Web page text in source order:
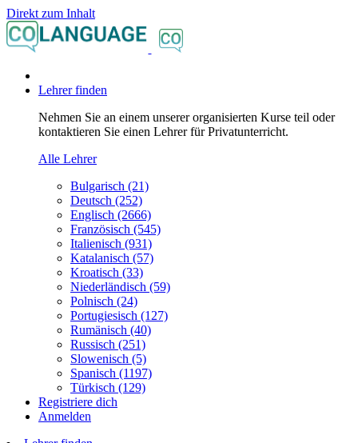
Direkt zum Inhalt
Lehrer finden
Nehmen Sie an einem unserer organisierten Kurse teil oder
kontaktieren Sie einen Lehrer für Privatunterricht.
Alle Lehrer
Bulgarisch (21)
Deutsch (252)
Englisch (2666)
Französisch (545)
Italienisch (931)
Katalanisch (57)
Kroatisch (33)
Niederländisch (59)
Polnisch (24)
Portugiesisch (127)
Rumänisch (40)
Russisch (251)
Slowenisch (5)
Spanisch (1197)
Türkisch (129)
Registriere dich
Anmelden